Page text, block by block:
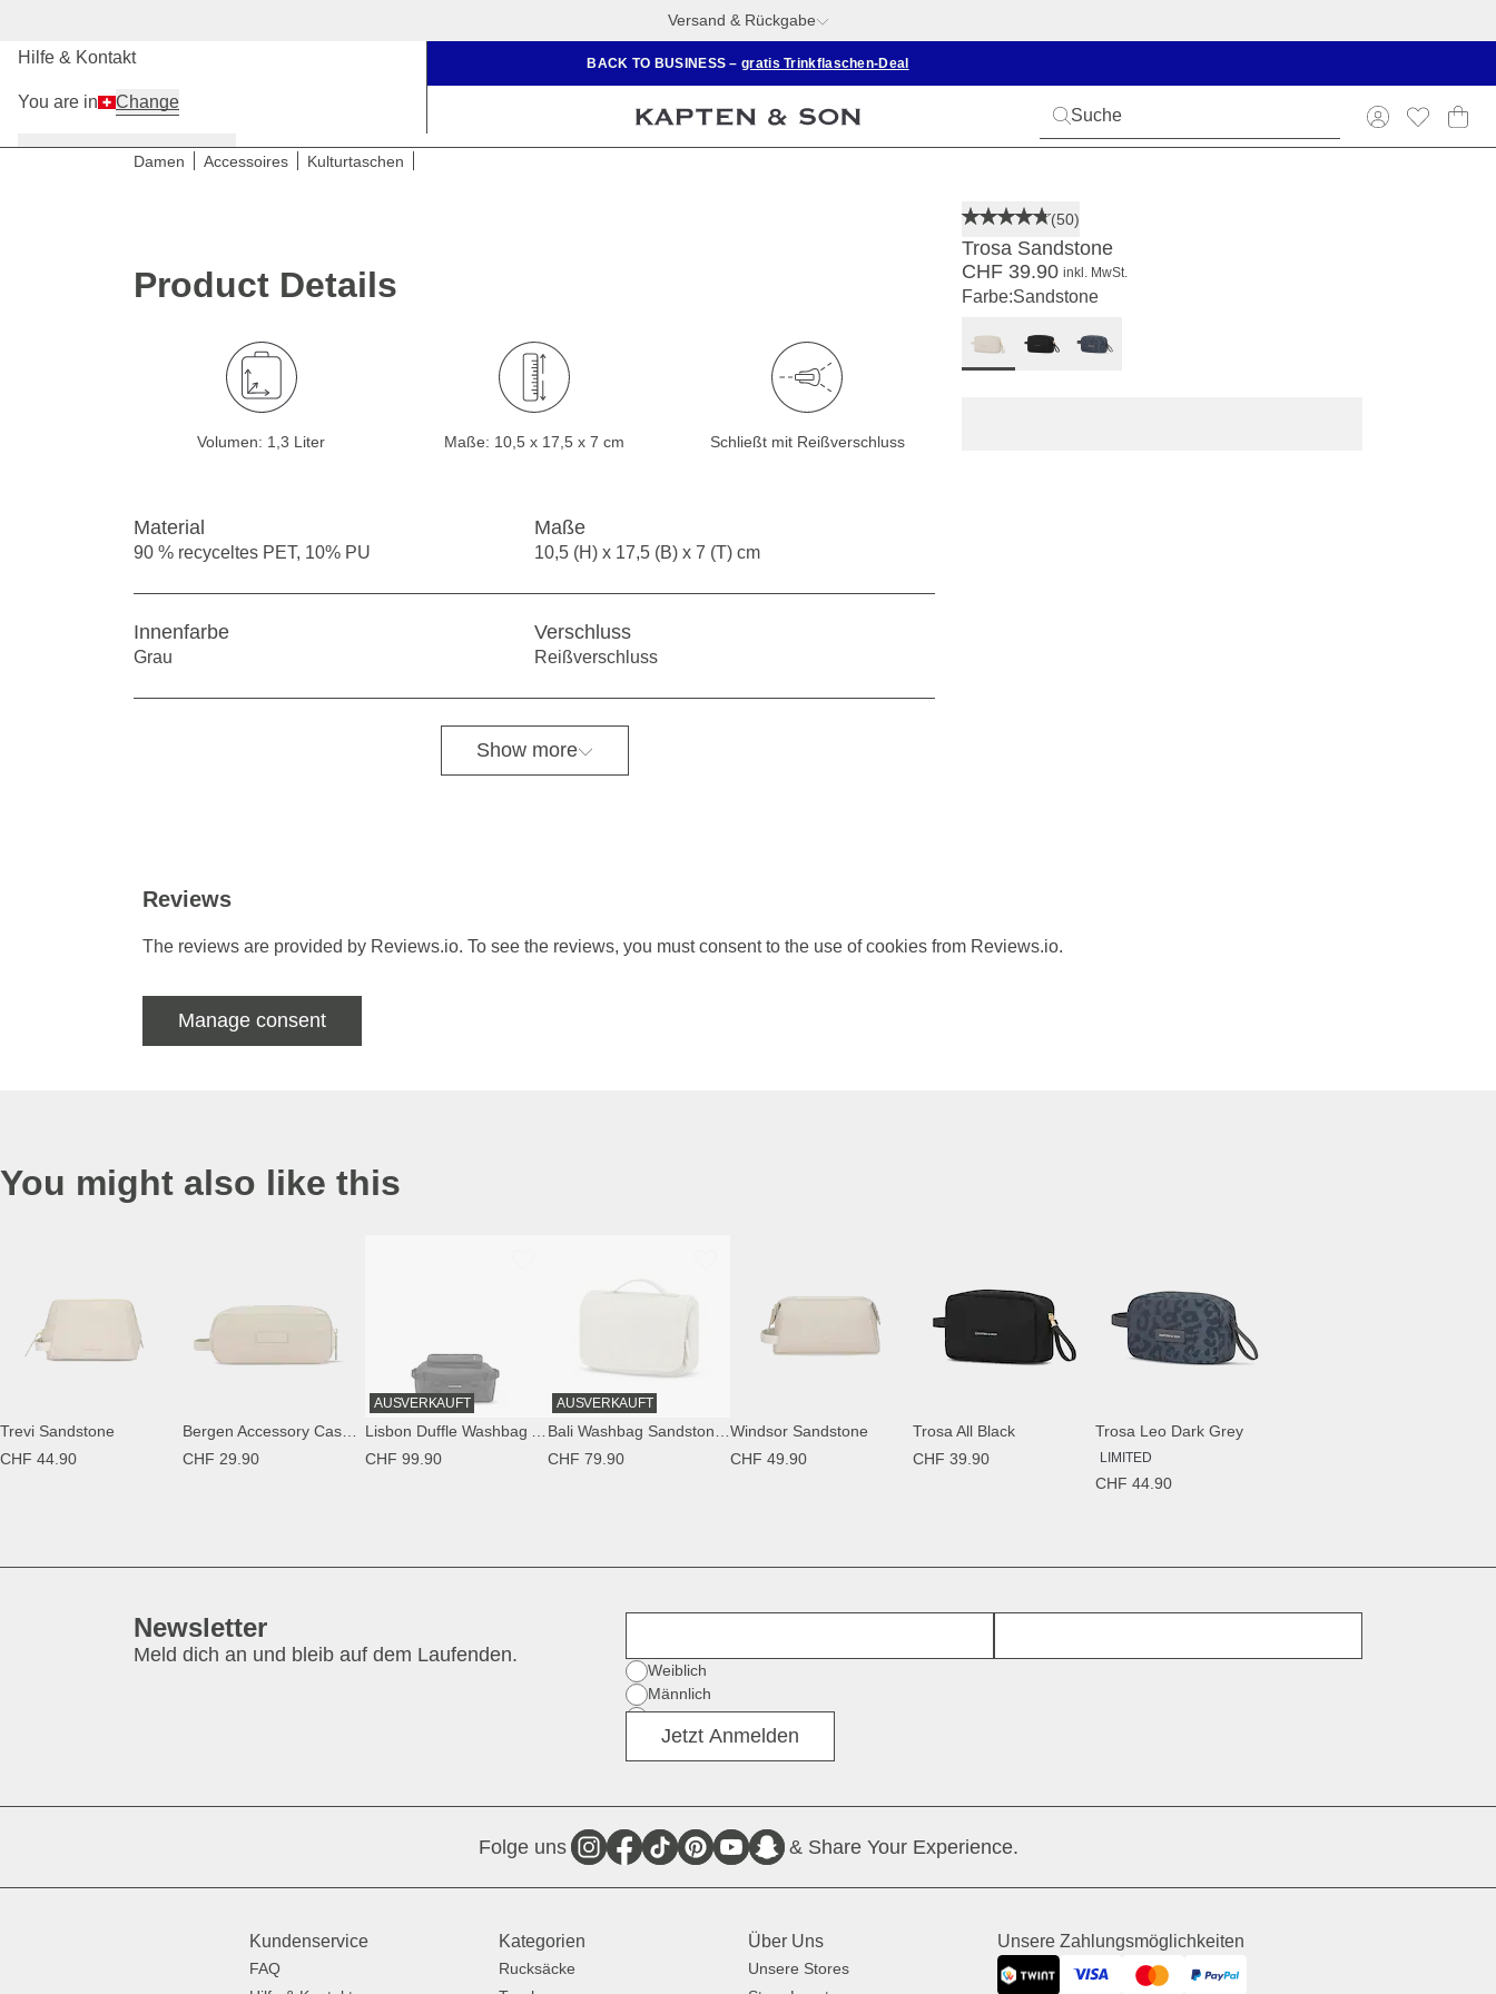
Versand & Rückgabe
BACK TO BUSINESS –gratis Trinkflaschen-Deal
Herren Kinder
Hilfe & Kontakt
You are in Change
Damen Accessoires Kulturtaschen
(50)
Trosa Sandstone
CHF 39.90 inkl. MwSt.
Farbe:Sandstone
Product Details
Volumen: 1,3 Liter Maße: 10,5 x 17,5 x 7 cm Schließt mit Reißverschluss
Material
90 % recyceltes PET, 10% PU
Maße
10,5 (H) x 17,5 (B) x 7 (T) cm
Innenfarbe
Grau
Verschluss
Reißverschluss
Show more
Reviews
The reviews are provided by Reviews.io. To see the reviews, you must consent to the use of cookies from Reviews.io.
Manage consent
You might also like this
Trevi Sandstone
CHF 44.90
CHF 29.90
AUSVERKAUFT
CHF 99.90
AUSVERKAUFT
CHF 79.90
Windsor Sandstone
CHF 49.90
Trosa All Black
CHF 39.90
Trosa Leo Dark Grey
LIMITED
CHF 44.90
Newsletter
Meld dich an und bleib auf dem Laufenden.
Geschlecht
Weiblich
Männlich
Divers
Jetzt Anmelden
Folge uns & Share Your Experience.
Kundenservice
FAQ
Kategorien
Rucksäcke
Über Uns
Unsere Stores
Unsere Zahlungsmöglichkeiten
Twint Visa MastercardPayPal